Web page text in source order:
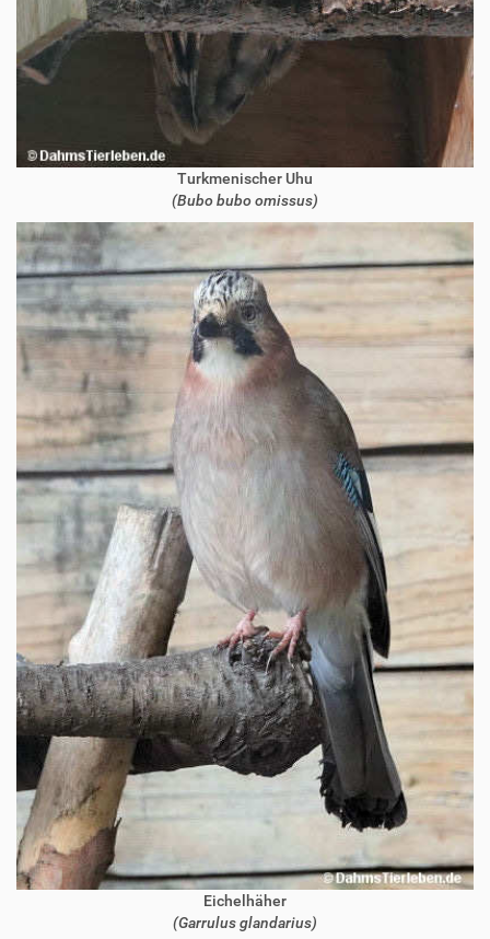
Turkmenischer Uhu
(Bubo bubo omissus)
Eichelhäher
(Garrulus glandarius)